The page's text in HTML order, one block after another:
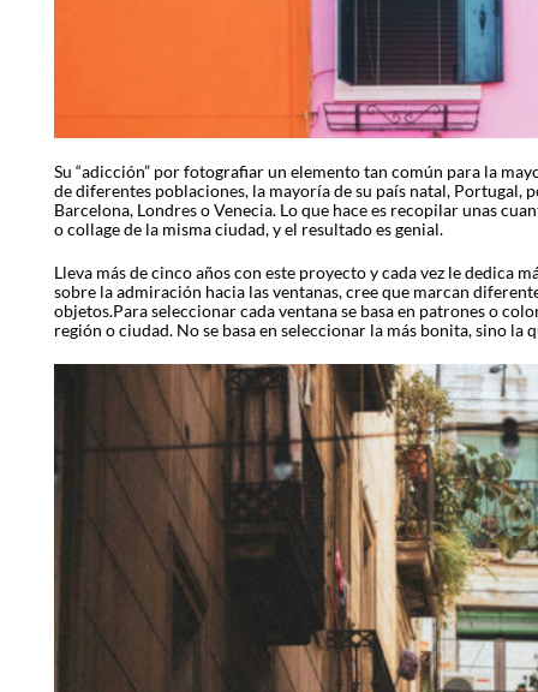
Su “adicción” por fotografiar un elemento tan común para la
de diferentes poblaciones, la mayoría de su país natal, Portugal,
Barcelona, Londres o Venecia. Lo que hace es recopilar unas
o collage de la misma ciudad, y el resultado es genial.
Lleva más de cinco años con este proyecto y cada vez le dedica
sobre la admiración hacia las ventanas, cree que marcan
objetos.Para seleccionar cada ventana se basa en patrones o
región o ciudad. No se basa en seleccionar la más bonita, sino la